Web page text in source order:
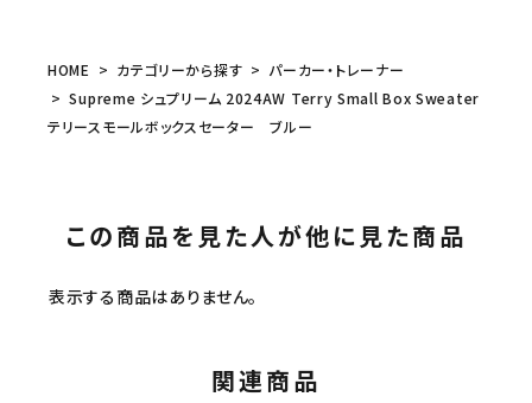
HOME カテゴリーから探す
パーカー・トレーナー
Supreme シュプリーム 2024AW Terry Small Box Sweater
テリースモールボックスセーター ブルー
この商品を見た人が他に見た商品
表示する商品はありません。
関連商品